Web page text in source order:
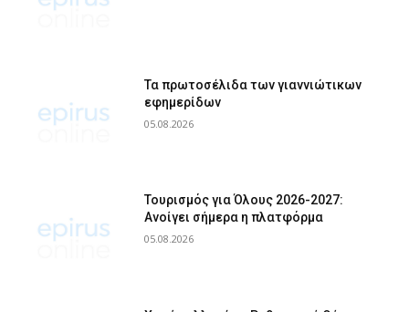
Τα πρωτοσέλιδα των γιαννιώτικων
εφημερίδων
05.08.2026
Τουρισμός για Όλους 2026-2027:
Ανοίγει σήμερα η πλατφόρμα
05.08.2026